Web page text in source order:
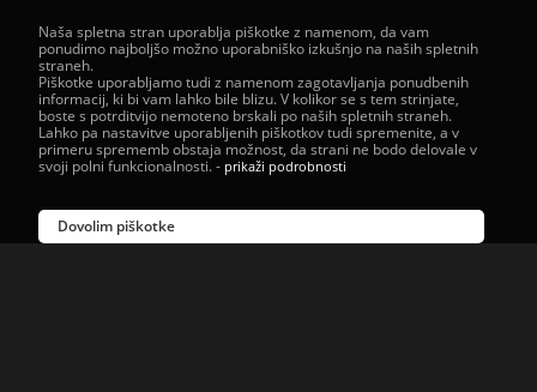
Naša spletna stran uporablja piškotke z namenom, da vam
ponudimo najboljšo možno uporabniško izkušnjo na naših spletnih
straneh.
Piškotke uporabljamo tudi z namenom zagotavljanja ponudbenih
informacij, ki bi vam lahko bile blizu. V kolikor se s tem strinjate,
boste s potrditvijo nemoteno brskali po naših spletnih straneh.
Lahko pa nastavitve uporabljenih piškotkov tudi spremenite, a v
primeru sprememb obstaja možnost, da strani ne bodo delovale v
svoji polni funkcionalnosti.- prikaži podrobnosti
Dovolim piškotke